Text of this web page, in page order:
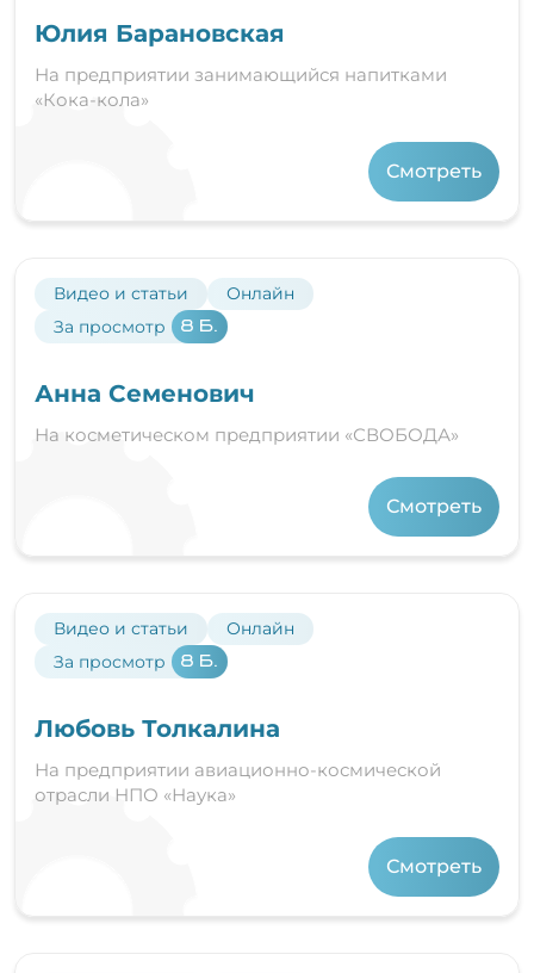
Юлия Барановская
На предприятии занимающийся напитками
«Кока-кола»
Смотреть
Видео и статьи
Онлайн
За просмотр
8 Б.
Анна Семенович
На косметическом предприятии «СВОБОДА»
Смотреть
Видео и статьи
Онлайн
За просмотр
8 Б.
Любовь Толкалина
На предприятии авиационно-космической
отрасли НПО «Наука»
Смотреть